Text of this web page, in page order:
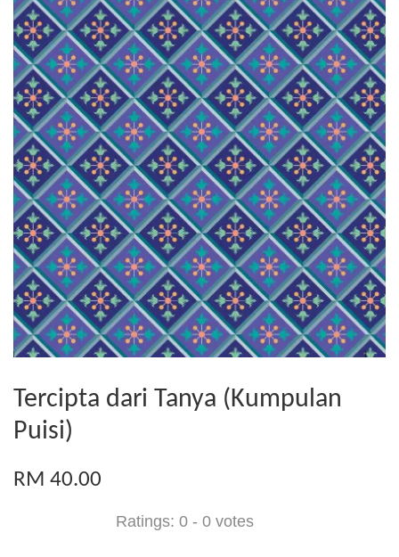
Tercipta dari Tanya (Kumpulan
Puisi)
RM 40.00
Ratings: 0 - 0 votes